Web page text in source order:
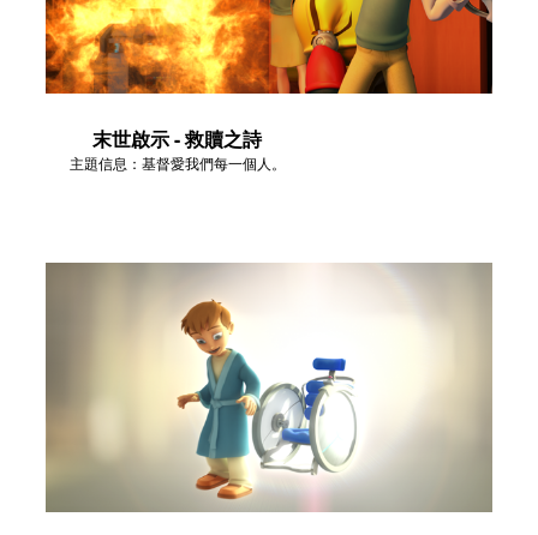
末世啟示 - 救贖之詩
主題信息：基督愛我們每一個人。